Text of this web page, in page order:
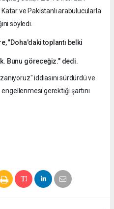
ve Pakistanlı arabulucularla
söyledi.
"Doha'daki toplantı belki
Bunu göreceğiz." dedi.
iddiasını sürdürdü ve
gerektiği şartını